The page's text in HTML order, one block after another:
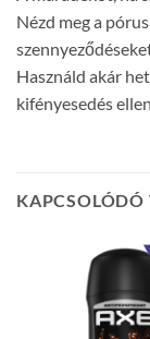
Nézd meg a
Használd akár
kifényesedés
KAPCSOLÓDÓ